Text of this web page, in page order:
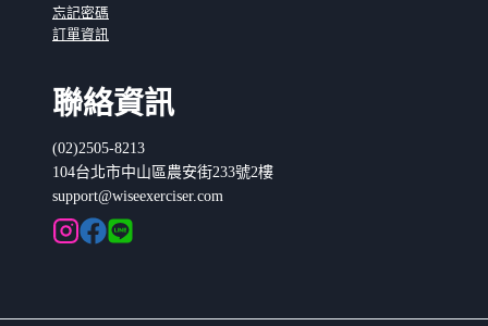
忘記密碼
訂單資訊
聯絡資訊
(02)2505-8213
104台北市中山區農安街233號2樓
support@wiseexerciser.com